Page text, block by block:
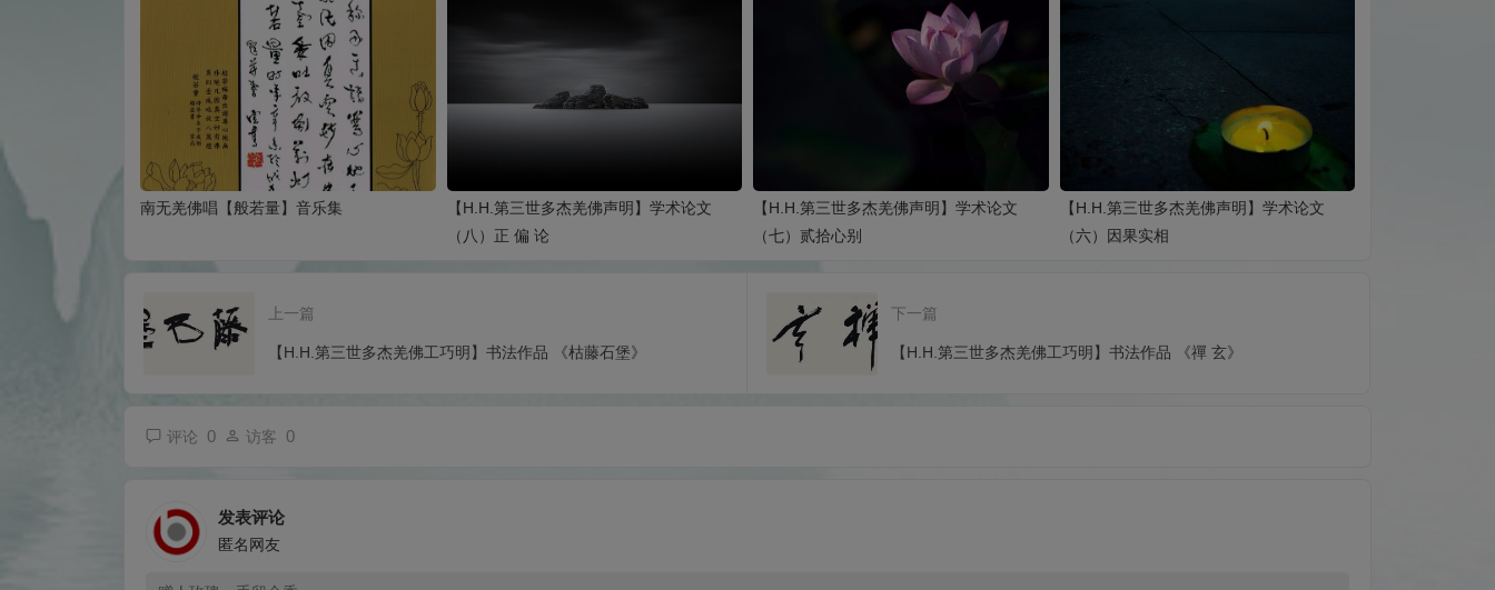
南无羌佛唱【般若量】音乐集
【H.H.第三世多杰羌佛声明】学术论文
（八）正 偏 论
【H.H.第三世多杰羌佛声明】学术论文
（七）贰拾心别
【H.H.第三世多杰羌佛声明】学术论文
（六）因果实相
上一篇
【H.H.第三世多杰羌佛工巧明】书法作品 《枯藤石堡》
下一篇
【H.H.第三世多杰羌佛工巧明】书法作品 《禪 玄》
评论 0 访客 0
发表评论
匿名网友